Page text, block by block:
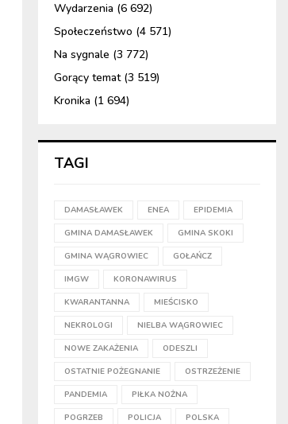
Wydarzenia (6 692)
Społeczeństwo (4 571)
Na sygnale (3 772)
Gorący temat(3 519)
Kronika (1 694)
TAGI
DAMASŁAWEK ENEA EPIDEMIA
GMINA DAMASŁAWEK GMINA SKOKI
GMINA WĄGROWIEC GOŁAŃCZ
IMGW KORONAWIRUS
KWARANTANNA MIEŚCISKO
NEKROLOGI NIELBA WĄGROWIEC
NOWE ZAKAŻENIA ODESZLI
OSTATNIE POŻEGNANIE OSTRZEŻENIE
PANDEMIA PIŁKA NOŻNA
POGRZEB POLICJA POLSKA